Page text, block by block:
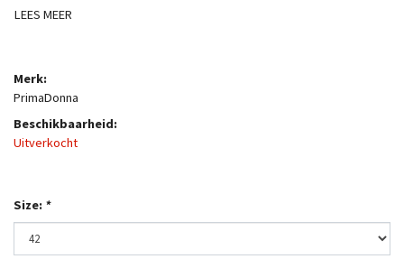
LEES MEER
Merk:
PrimaDonna
Beschikbaarheid:
Uitverkocht
Size: *